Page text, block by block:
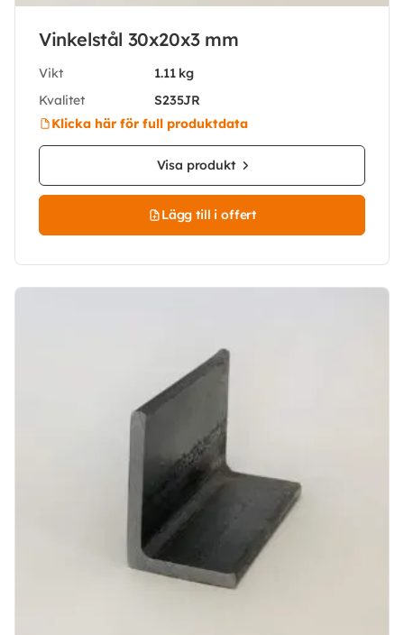
Vinkelstål 30x20x3 mm
Vikt
1.11 kg
Kvalitet
S235JR
Klicka här för full produktdata
Visa produkt
Lägg till i offert